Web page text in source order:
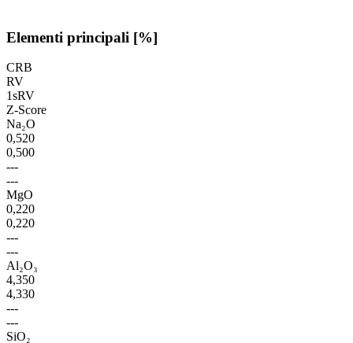
Elementi principali [%]
CRB
RV
1sRV
Z-Score
Na₂O
0,520
0,500
---
---
MgO
0,220
0,220
---
---
Al₂O₃
4,350
4,330
---
---
SiO₂